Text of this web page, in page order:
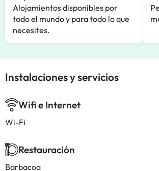
Alojamientos disponibles por
todo el mundo y para todo lo que
necesites.
Instalaciones y servicios
Wifi e Internet
Wi-Fi
Restauración
Barbacoa